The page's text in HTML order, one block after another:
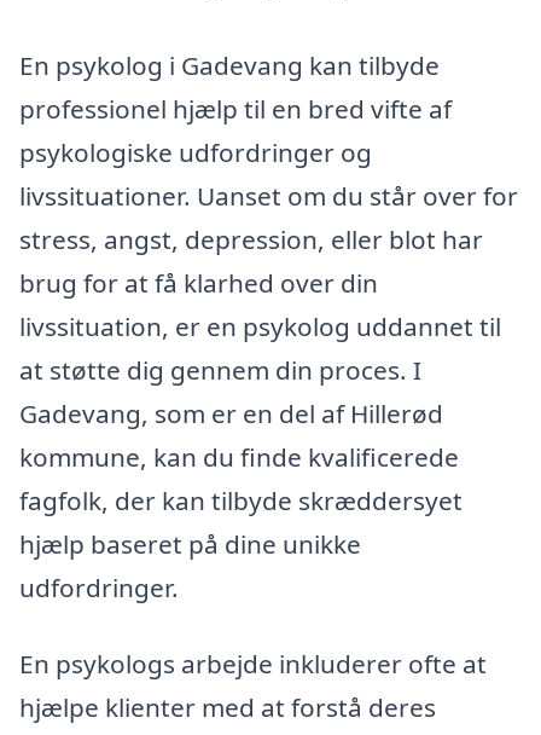
En psykolog i Gadevang kan tilbyde
professionel hjælp til en bred vifte af
psykologiske udfordringer og
livssituationer. Uanset om du står over for
stress, angst, depression, eller blot har
brug for at få klarhed over din
livssituation, er en psykolog uddannet til
at støtte dig gennem din proces. I
Gadevang, som er en del af Hillerød
kommune, kan du finde kvalificerede
fagfolk, der kan tilbyde skræddersyet
hjælp baseret på dine unikke
udfordringer.
En psykologs arbejde inkluderer ofte at
hjælpe klienter med at forstå deres